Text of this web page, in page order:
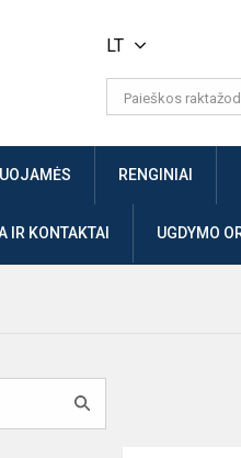
LT
RENGINIAI
IR KONTAKTAI UGDYMO